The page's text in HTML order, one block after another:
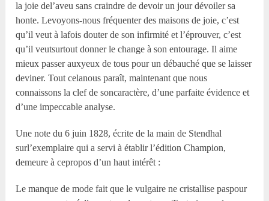
la joie del’aveu sans craindre de devoir un jour dévoiler sa
honte. Levoyons-nous fréquenter des maisons de joie, c’est
qu’il veut à lafois douter de son infirmité et l’éprouver, c’est
qu’il veutsurtout donner le change à son entourage. Il aime
mieux passer auxyeux de tous pour un débauché que se laisser
deviner. Tout celanous paraît, maintenant que nous
connaissons la clef de soncaractère, d’une parfaite évidence et
d’une impeccable analyse.
Une note du 6 juin 1828, écrite de la main de Stendhal
surl’exemplaire qui a servi à établir l’édition Champion,
demeure à cepropos d’un haut intérêt :
Le manque de mode fait que le vulgaire ne cristallise paspour